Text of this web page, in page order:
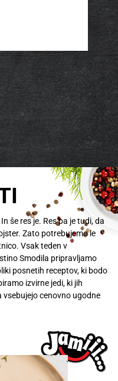
še res je. Res pa je tudi, da
Zato potrebujemo le
Vsak teden v
Smodila pripravljamo
posnetih receptov, ki bodo
izvirne jedi, ki jih
cenovno ugodne